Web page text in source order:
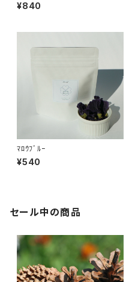
¥840
ﾏﾛｳﾌﾞﾙｰ
¥540
セール中の商品